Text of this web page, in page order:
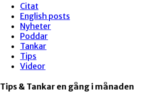
Citat
English posts
Nyheter
Poddar
Tankar
Tips
Videor
Tips & Tankar en gång i månaden